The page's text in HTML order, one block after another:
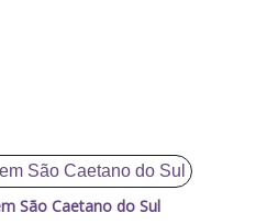
São Caetano do Sul